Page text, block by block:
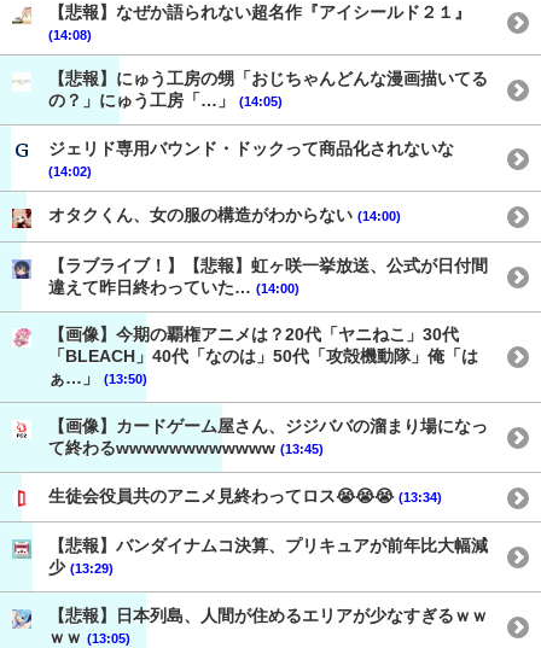
【悲報】なぜか語られない超名作『アイシールド２１』
(14:08)
【悲報】にゅう工房の甥「おじちゃんどんな漫画描いてる
の？」にゅう工房「…」
(14:05)
ジェリド専用バウンド・ドックって商品化されないな
(14:02)
オタクくん、女の服の構造がわからない (14:00)
【ラブライブ！】【悲報】虹ヶ咲一挙放送、公式が日付間
違えて昨日終わっていた… (14:00)
【画像】今期の覇権アニメは？20代「ヤニねこ」30代
「BLEACH」40代「なのは」50代「攻殻機動隊」俺「は
ぁ…」
(13:50)
【画像】カードゲーム屋さん、ジジババの溜まり場になっ
て終わるwwwwwwwwwwww (13:45)
生徒会役員共のアニメ見終わってロス😭😭😭 (13:34)
【悲報】バンダイナムコ決算、プリキュアが前年比大幅減
少 (13:29)
【悲報】日本列島、人間が住めるエリアが少なすぎるｗｗ
ｗｗ (13:05)